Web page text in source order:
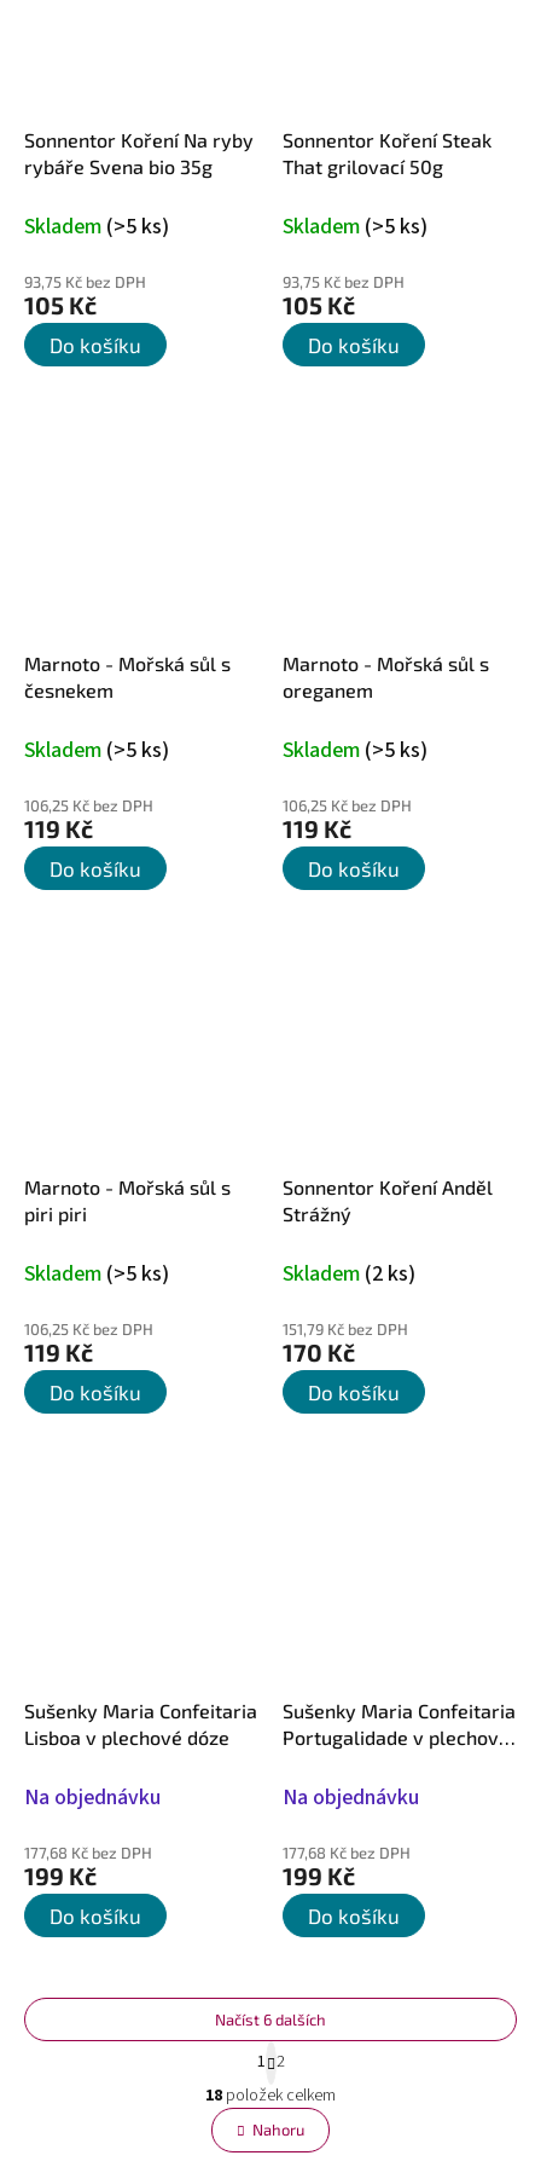
Sonnentor Koření Na ryby
rybáře Svena bio 35g
Skladem (>5 ks)
93,75 Kč bez DPH
105 Kč
Do košíku
Sonnentor Koření Steak
That grilovací 50g
Skladem (>5 ks)
93,75 Kč bez DPH
105 Kč
Do košíku
Marnoto - Mořská sůl s
česnekem
Skladem (>5 ks)
106,25 Kč bez DPH
119 Kč
Do košíku
Marnoto - Mořská sůl s
oreganem
Skladem (>5 ks)
106,25 Kč bez DPH
119 Kč
Do košíku
Marnoto - Mořská sůl s
piri piri
Skladem (>5 ks)
106,25 Kč bez DPH
119 Kč
Do košíku
Sonnentor Koření Anděl
Strážný
Skladem (2 ks)
151,79 Kč bez DPH
170 Kč
Do košíku
Sušenky Maria Confeitaria
Lisboa v plechové dóze
Na objednávku
177,68 Kč bez DPH
199 Kč
Do košíku
Sušenky Maria Confeitaria
Portugalidade v plechové
Na objednávku
177,68 Kč bez DPH
199 Kč
Do košíku
O
v
l
á
Načíst 6 dalších
S
t
r
á
n
k
1 2
18 položek celkem
Nahoru